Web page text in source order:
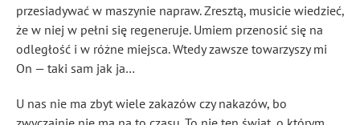
przesiadywać w maszynie napraw. Zresztą, musicie wiedzieć,
że w niej w pełni się regeneruje. Umiem przenosić się na
odległość i w różne miejsca. Wtedy zawsze towarzyszy mi
On — taki sam jak ja…
U nas nie ma zbyt wiele zakazów czy nakazów, bo